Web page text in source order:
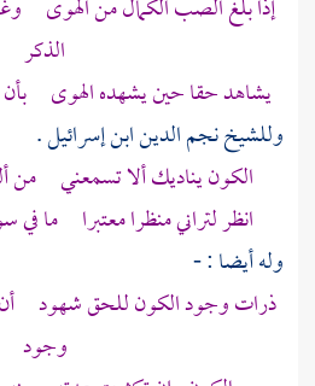
إذا بلغ الصب الكمال من الهوى
الذكر
يشاهد حقا حين يشهده الهوى بأن
وللشيخ نجم الدين ابن إسرائيل.
الكون يناديك ألا تسمعني من
انظر لتراني منظرا معتبرا ما
وله أيضا : -
ذرات وجود الكون للحق شهود
وجود